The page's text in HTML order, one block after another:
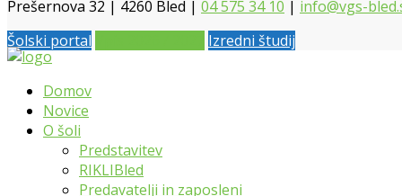
Prešernova 32 | 4260 Bled | 04 575 34 10 | info@vgs-
Šolski portal
Izredni študij
Domov
Novice
O šoli
Predstavitev
RIKLIBled
Predavatelji in zaposleni